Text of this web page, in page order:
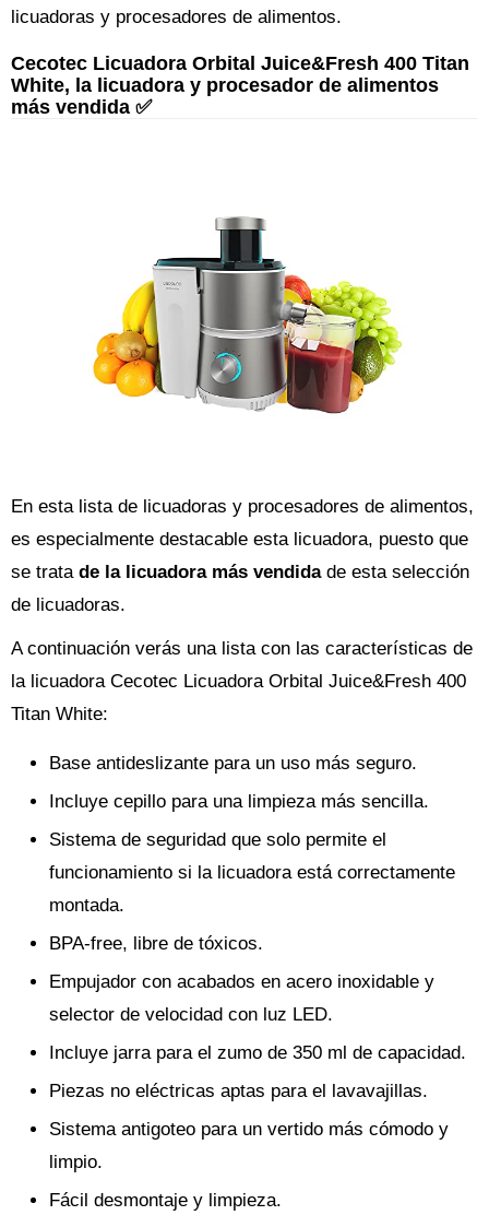
licuadoras y procesadores de alimentos.
Cecotec Licuadora Orbital Juice&Fresh 400 Titan
White, la licuadora y procesador de alimentos
más vendida ✅
En esta lista de licuadoras y procesadores de alimentos,
es especialmente destacable esta licuadora, puesto que
se trata de la licuadora más vendidade esta selección
de licuadoras.
A continuación verás una lista con las características de
la licuadora Cecotec Licuadora Orbital Juice&Fresh 400
Titan White:
Base antideslizante para un uso más seguro.
Incluye cepillo para una limpieza más sencilla.
Sistema de seguridad que solo permite el
funcionamiento si la licuadora está correctamente
montada.
BPA-free, libre de tóxicos.
Empujador con acabados en acero inoxidable y
selector de velocidad con luz LED.
Incluye jarra para el zumo de 350 ml de capacidad.
Piezas no eléctricas aptas para el lavavajillas.
Sistema antigoteo para un vertido más cómodo y
limpio.
Fácil desmontaje y limpieza.